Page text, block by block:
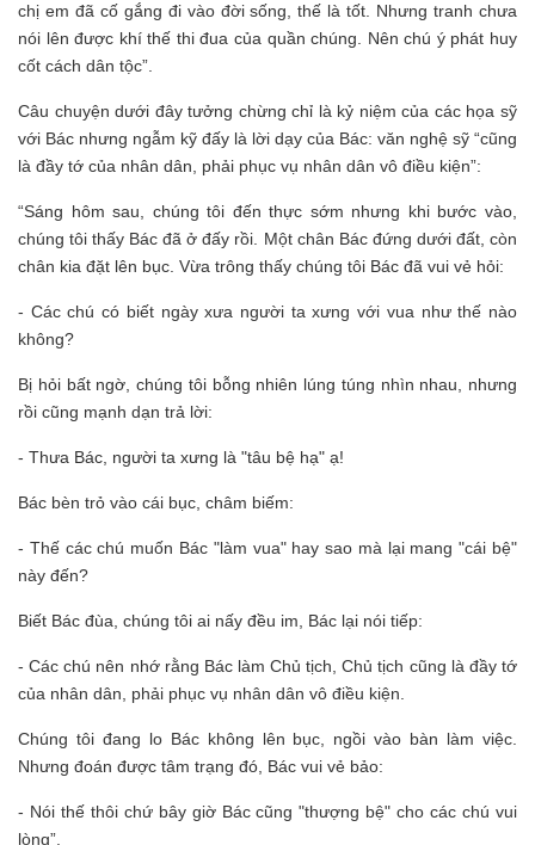
chị em đã cố gắng đi vào đời sống, thế là tốt. Nhưng tranh chưa
nói lên được khí thế thi đua của quần chúng. Nên chú ý phát huy
cốt cách dân tộc”.
Câu chuyện dưới đây tưởng chừng chỉ là kỷ niệm của các họa sỹ
với Bác nhưng ngẫm kỹ đấy là lời dạy của Bác: văn nghệ sỹ “cũng
là đầy tớ của nhân dân, phải phục vụ nhân dân vô điều kiện”:
“Sáng hôm sau, chúng tôi đến thực sớm nhưng khi bước vào,
chúng tôi thấy Bác đã ở đấy rồi. Một chân Bác đứng dưới đất, còn
chân kia đặt lên bục. Vừa trông thấy chúng tôi Bác đã vui vẻ hỏi:
- Các chú có biết ngày xưa người ta xưng với vua như thế nào
không?
Bị hỏi bất ngờ, chúng tôi bỗng nhiên lúng túng nhìn nhau, nhưng
rồi cũng mạnh dạn trả lời:
- Thưa Bác, người ta xưng là "tâu bệ hạ" ạ!
Bác bèn trỏ vào cái bục, châm biếm:
- Thế các chú muốn Bác "làm vua" hay sao mà lại mang "cái bệ"
này đến?
Biết Bác đùa, chúng tôi ai nấy đều im, Bác lại nói tiếp:
- Các chú nên nhớ rằng Bác làm Chủ tịch, Chủ tịch cũng là đầy tớ
của nhân dân, phải phục vụ nhân dân vô điều kiện.
Chúng tôi đang lo Bác không lên bục, ngồi vào bàn làm việc.
Nhưng đoán được tâm trạng đó, Bác vui vẻ bảo:
- Nói thế thôi chứ bây giờ Bác cũng "thượng bệ" cho các chú vui
lòng”.